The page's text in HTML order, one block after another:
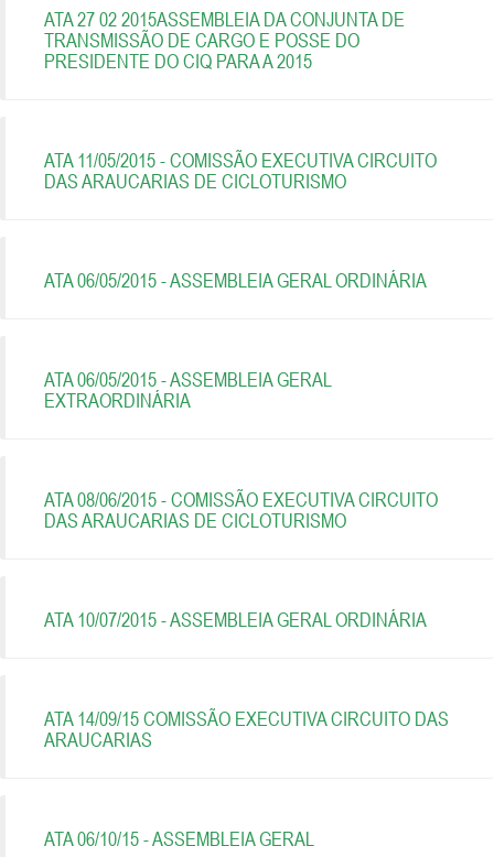
ATA 27 02 2015ASSEMBLEIA DA CONJUNTA DE
TRANSMISSÃO DE CARGO E POSSE DO
PRESIDENTE DO CIQ PARA A 2015
ATA 11/05/2015 - COMISSÃO EXECUTIVA CIRCUITO
DAS ARAUCARIAS DE CICLOTURISMO
ATA 06/05/2015 - ASSEMBLEIA GERAL ORDINÁRIA
ATA 06/05/2015 - ASSEMBLEIA GERAL
EXTRAORDINÁRIA
ATA 08/06/2015 - COMISSÃO EXECUTIVA CIRCUITO
DAS ARAUCARIAS DE CICLOTURISMO
ATA 10/07/2015 - ASSEMBLEIA GERAL ORDINÁRIA
ATA 14/09/15 COMISSÃO EXECUTIVA CIRCUITO DAS
ARAUCARIAS
ATA 06/10/15 - ASSEMBLEIA GERAL